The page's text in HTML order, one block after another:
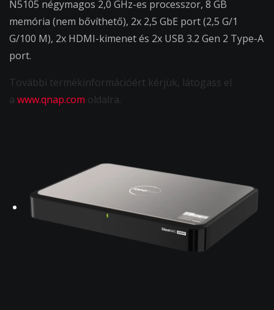
N5105 négymagos 2,0 GHz-es processzor, 8 GB
memória (nem bővíthető), 2x 2,5 GbE port (2,5 G/1
G/100 M), 2x HDMI-kimenet és 2x USB 3.2 Gen 2 Type-A
port.
További termékinformációért kérjük, látogass el
a www.qnap.com oldalra.